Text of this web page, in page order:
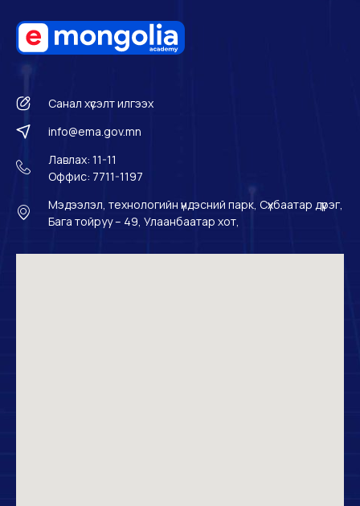
Санал хүсэлт илгээх
info@ema.gov.mn
Лавлах: 11-11
Оффис: 7711-1197
Мэдээлэл, технологийн үндэсний парк, Сүхбаатар дүүрэг,
Бага тойруу – 49, Улаанбаатар хот,